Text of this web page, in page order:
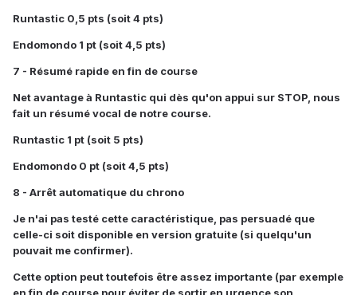
Runtastic 0,5 pts (soit 4 pts)
Endomondo 1 pt (soit 4,5 pts)
7 - Résumé rapide en fin de course
Net avantage à Runtastic qui dès qu'on appui sur STOP, nous
fait un résumé vocal de notre course.
Runtastic 1 pt (soit 5 pts)
Endomondo 0 pt (soit 4,5 pts)
8 - Arrêt automatique du chrono
Je n'ai pas testé cette caractéristique, pas persuadé que
celle-ci soit disponible en version gratuite (si quelqu'un
pouvait me confirmer).
Cette option peut toutefois être assez importante (par exemple